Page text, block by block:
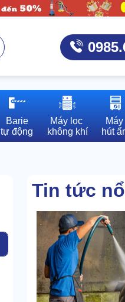
Barie
tự động
Máy lọc
không khí
Máy
hút
Tin tức